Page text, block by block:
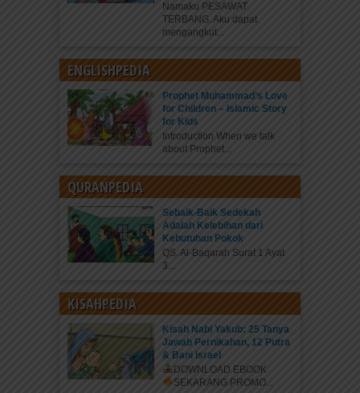
Namaku PESAWAT
TERBANG. Aku dapat
mengangkut...
ENGLISHPEDIA
Prophet Muhammad’s Love
for Children – Islamic Story
for Kids
Introduction When we talk
about Prophet...
QURANPEDIA
Sebaik-Baik Sedekah
Adalah Kelebihan dari
Kebutuhan Pokok
QS. Al-Baqarah Surat 1 Ayat
3...
KISAHPEDIA
Kisah Nabi Yakub: 25 Tanya
Jawab Pernikahan, 12 Putra
& Bani Israel
DOWNLOAD EBOOK
SEKARANG PROMO...